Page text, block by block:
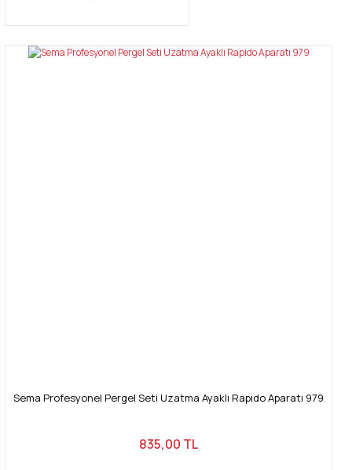
Sema Profesyonel Pergel Seti Uzatma Ayaklı Rapido Aparatı 979
835,00 TL